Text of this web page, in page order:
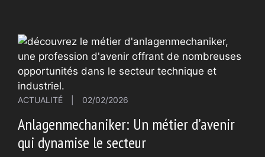
ACTUALITÉ 02/02/2026
Anlagenmechaniker: Un métier d’avenir
qui dynamise le secteur